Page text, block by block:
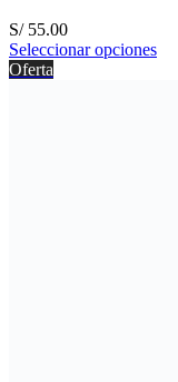
S/55.00
Seleccionar opciones
Oferta